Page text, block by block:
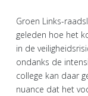
Groen Links-
geleden hoe het
in de
ondanks de
college kan daar
nuance dat het